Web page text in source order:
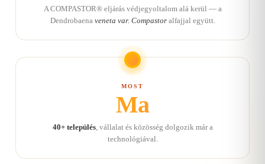
A COMPASTOR® eljárás védjegyoltalom alá kerül — a
Dendrobaena veneta var. Compastoralfajjal együtt.
MOST
Ma
40+ település, vállalat és közösség dolgozik már a
technológiával.